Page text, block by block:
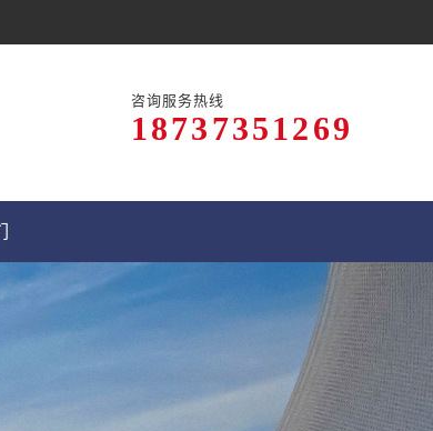
咨询服务热线
18737351269